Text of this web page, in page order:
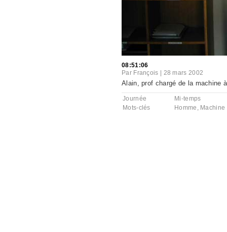
08:51:06
Par François 28 mars 2002
Alain, prof chargé de la machine
Journée
Mi-temps
Mots-clés
Homme , Machine